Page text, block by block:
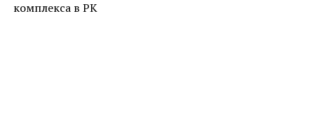
комплекса в РК